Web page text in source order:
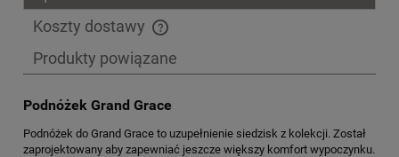
Koszty dostawy
Cena nie zawiera ewentualnych kosztów płatności
Produkty powiązane
Podnóżek Grand Grace
Podnóżek do Grand Grace to uzupełnienie siedzisk z kolekcji. Został
zaprojektowany aby zapewniać jeszcze większy komfort wypoczynku.